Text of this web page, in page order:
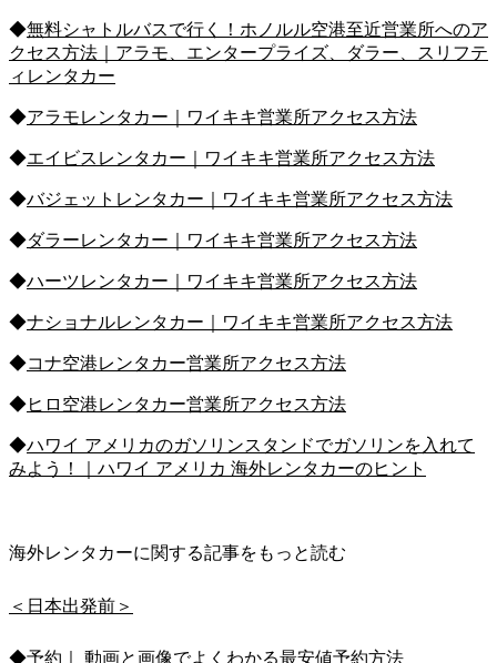
◆無料シャトルバスで行く！ホノルル空港至近営業所へのア
クセス方法｜アラモ、エンタープライズ、ダラー、スリフテ
ィレンタカー
◆アラモレンタカー｜ワイキキ営業所アクセス方法
◆エイビスレンタカー｜ワイキキ営業所アクセス方法
◆バジェットレンタカー｜ワイキキ営業所アクセス方法
◆ダラーレンタカー｜ワイキキ営業所アクセス方法
◆ハーツレンタカー｜ワイキキ営業所アクセス方法
◆ナショナルレンタカー｜ワイキキ営業所アクセス方法
◆コナ空港レンタカー営業所アクセス方法
◆ヒロ空港レンタカー営業所アクセス方法
◆ハワイ アメリカのガソリンスタンドでガソリンを入れて
みよう！｜ハワイ アメリカ 海外レンタカーのヒント
海外レンタカーに関する記事をもっと読む
＜日本出発前＞
◆予約｜ 動画と画像でよくわかる最安値予約方法